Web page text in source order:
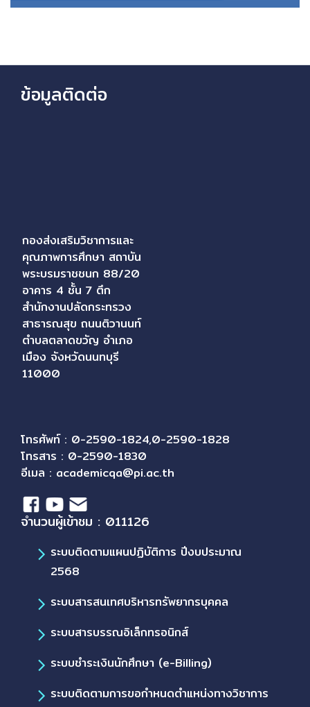
ข้อมูลติดต่อ
กองส่งเสริมวิชาการและ
คุณภาพการศึกษา สถาบัน
พระบรมราชชนก 88/20
อาคาร 4 ชั้น 7 ตึก
สำนักงานปลัดกระทรวง
สาธารณสุข ถนนติวานนท์
ตำบลตลาดขวัญ อำเภอ
เมือง จังหวัดนนทบุรี
11000
โทรศัพท์ : 0-2590-1824,0-2590-1828
โทรสาร : 0-2590-1830
อีเมล : academicqa@pi.ac.th
จำนวนผู้เข้าชม : 011126
ระบบติดตามแผนปฏิบัติการ ปีงบประมาณ
2568
ระบบสารสนเทศบริหารทรัพยากรบุคคล
ระบบสารบรรณอิเล็กทรอนิกส์
ระบบชำระเงินนักศึกษา (e-Billing)
ระบบติดตามการขอกำหนดตำแหน่งทางวิชาการ